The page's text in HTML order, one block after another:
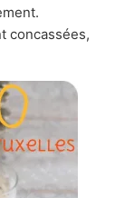
concassées,